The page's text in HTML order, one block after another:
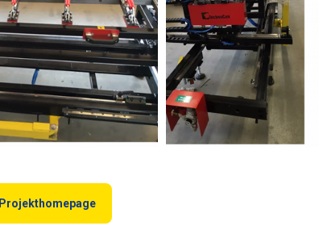
Projekthomepage